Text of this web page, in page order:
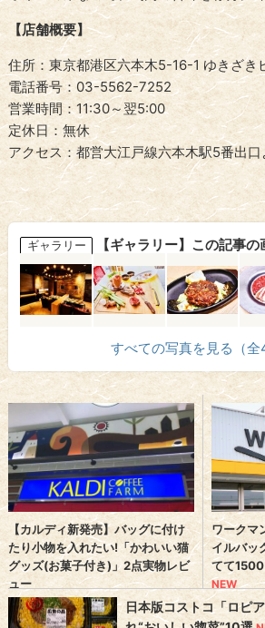
【店舗概要】
住所：東京都港区六本木5-16-1 ゆきざき
電話番号：03-5562-7252
営業時間：11:30～翌5:00
定休日：無休
アクセス：都営大江戸線六本木駅5番出
ギャラリー 【ギャラリー】この記事
すべての写真を見る（全